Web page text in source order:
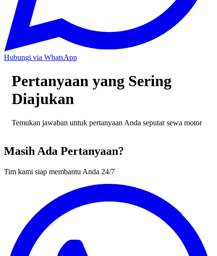
Hubungi via WhatsApp
Pertanyaan yang Sering
Diajukan
Temukan jawaban untuk pertanyaan Anda seputar sewa motor
Masih Ada Pertanyaan?
Tim kami siap membantu Anda 24/7